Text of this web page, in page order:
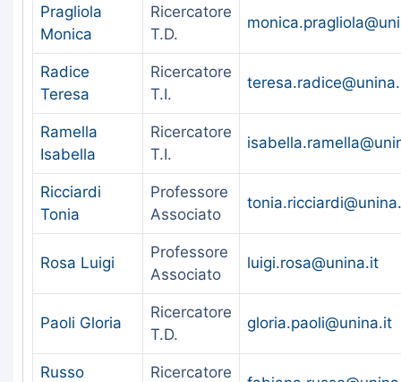
Pragliola
Monica
Ricercatore
T.D.
Radice
Teresa
Ricercatore
T.I.
Ramella
Isabella
Ricercatore
T.I.
Ricciardi
Tonia
Professore
Associato
Rosa Luigi
Professore
Associato
luigi.rosa@unina.it
Paoli Gloria
Ricercatore
T.D.
gloria.paoli@unina.it
Russo
Ricercatore